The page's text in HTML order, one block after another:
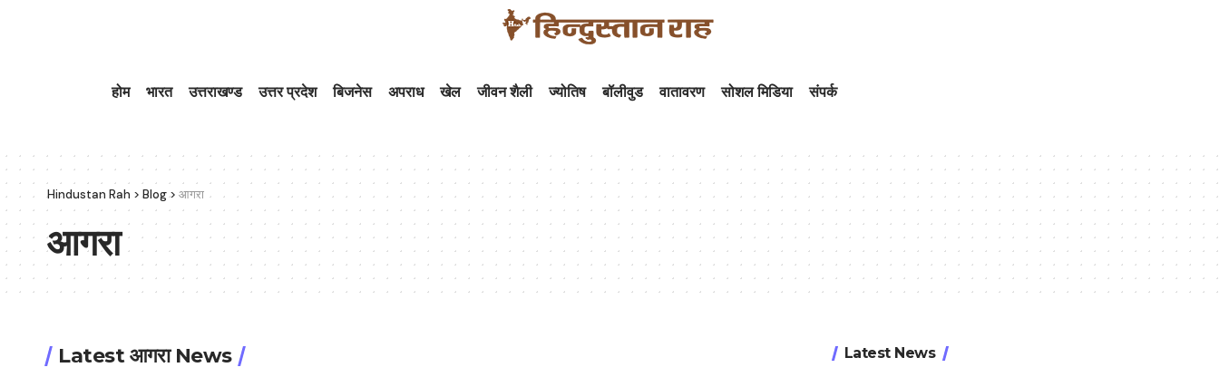
होम भारत उत्तराखण्ड उत्तर प्रदेश बिजनेस अपराध खेल जीवन शैली ज्योतिष बॉलीवुड वातावरण सोशल मिडिया संपर्क
Hindustan Rah >Blog> आगरा
आगरा
Latest आगरा News
Latest News